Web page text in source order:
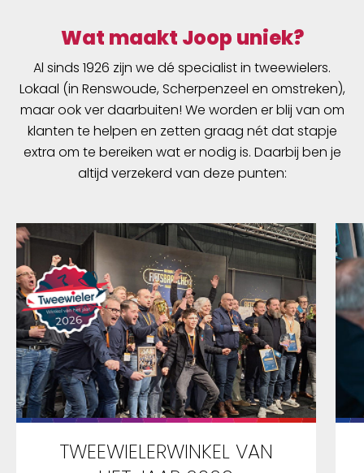
Wat maakt Joop uniek?
Al sinds 1926 zijn we dé specialist in tweewielers.
Lokaal (in Renswoude, Scherpenzeel en omstreken),
maar ook ver daarbuiten! We worden er blij van om
klanten te helpen en zetten graag nét dat stapje
extra om te bereiken wat er nodig is. Daarbij ben je
altijd verzekerd van deze punten:
TWEEWIELERWINKEL VAN